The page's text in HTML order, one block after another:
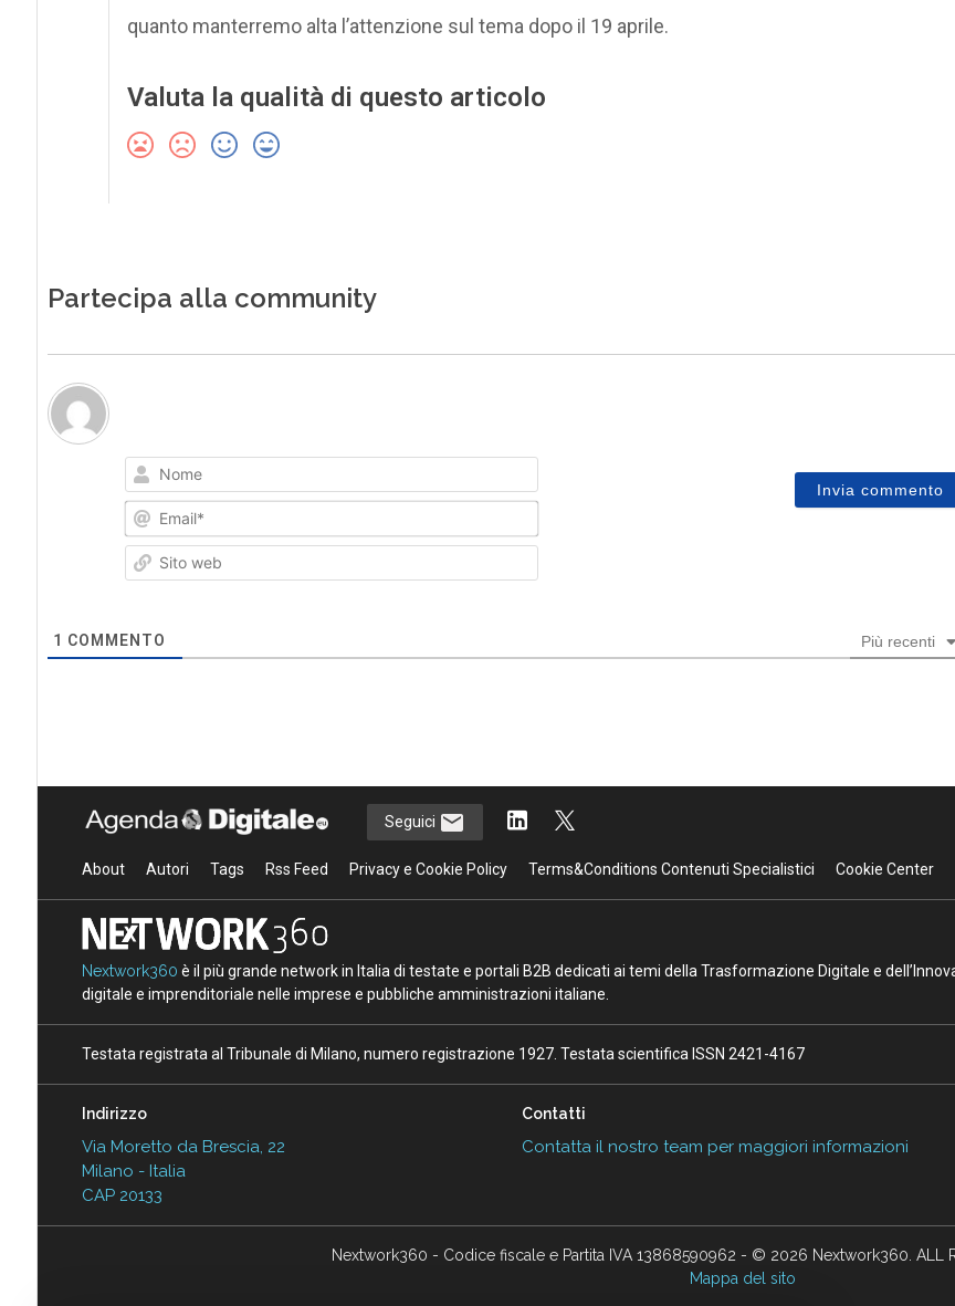
quanto manterremo alta l’attenzione sul tema dopo il 19 aprile.
Valuta la qualità di questo articolo
Partecipa alla community
Nome
Email*
Sito
1 COMMENTO Più recenti
Seguici
About Autori Tags Rss Feed Privacy e Cookie Policy Terms&Conditions Contenuti Specialistici Cookie Center
Nextwork360 è il più grande network in Italia di testate e portali B2B dedicati ai temi della Trasformazione Digitale e
digitale e imprenditoriale nelle imprese e pubbliche amministrazioni italiane.
Testata registrata al Tribunale di Milano, numero registrazione 1927. Testata scientifica ISSN 2421-4167
Indirizzo
Via Moretto da Brescia, 22
Milano - Italia
CAP 20133
Contatti
Contatta il nostro team per maggiori informazioni
Nextwork360 - Codice fiscale e Partita IVA 13868590962 - © 2026 Nextwork360. ALL
Mappa del sito